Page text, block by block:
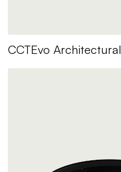
CCTEvo Architectural